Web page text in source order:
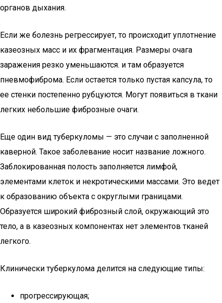
органов дыхания.
Если же болезнь регрессирует, то происходит уплотнение
казеозных масс и их фрагментация. Размеры очага
заражения резко уменьшаются. и там образуется
пневмофиброма. Если остается только пустая капсула, то
ее стенки постепенно рубцуются. Могут появиться в ткани
легких небольшие фиброзные очаги.
Еще один вид туберкуломы — это случаи с заполненной
каверной. Такое заболевание носит название ложного.
Заблокированная полость заполняется лимфой,
элементами клеток и некротическими массами. Это ведет
к образованию объекта с округлыми границами.
Образуется широкий фиброзный слой, окружающий это
тело, а в казеозных компонентах нет элементов тканей
легкого.
Клинически туберкулома делится на следующие типы:
прогрессирующая;